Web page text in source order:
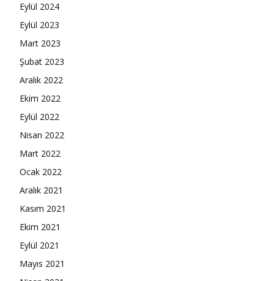
Eylül 2024
Eylül 2023
Mart 2023
Şubat 2023
Aralık 2022
Ekim 2022
Eylül 2022
Nisan 2022
Mart 2022
Ocak 2022
Aralık 2021
Kasım 2021
Ekim 2021
Eylül 2021
Mayıs 2021